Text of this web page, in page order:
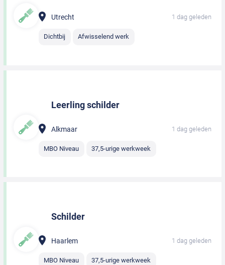
Utrecht 1 dag geleden
Dichtbij Afwisselend werk
Leerling schilder
Alkmaar 1 dag geleden
MBO Niveau 37,5-urige werkweek
Schilder
Haarlem 1 dag geleden
MBO Niveau 37,5-urige werkweek